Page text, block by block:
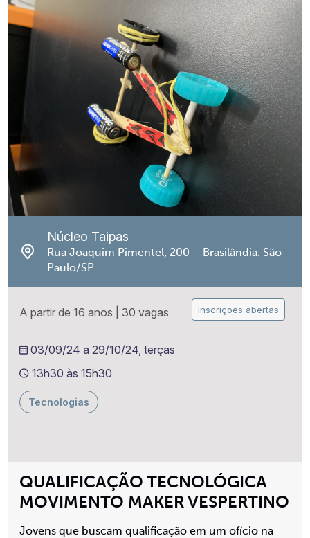
QUALIFICAÇÃO TECNOLÓGICA
MOVIMENTO MAKER VESPERTINO
Jovens que buscam qualificação em um ofício na
Núcleo Taipas
Rua Joaquim Pimentel, 200 – Brasilândia. São
Paulo/SP
A partir de 16 anos 30 vagas inscrições abertas
03/09/24 a 29/10/24, terças
13h30 às 15h30
Tecnologias